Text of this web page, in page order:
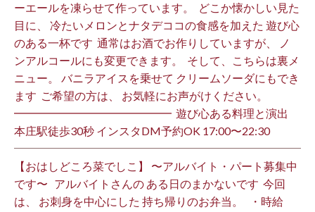
ーエールを凍らせて作っています。 ⁡ どこか懐かしい見た
目に、 冷たいメロンとナタデココの食感を加えた 遊び心
のある一杯です ⁡ 通常はお酒でお作りしていますが、 ノ
ンアルコールにも変更できます。 ⁡ そして、こちらは裏メ
ニュー。 バニラアイスを乗せて クリームソーダにもでき
ます ⁡ ご希望の方は、 お気軽にお声がけください。 ⁡
━━━━━━━━━━━━━━ ⁡ 遊び心ある料理と演出
本庄駅徒歩30秒 インスタDM予約OK 17:00〜22:30 ⁡
【おはしどころ菜でしこ】 〜アルバイト・パート募集中
です〜 ⁡ ⁡ アルバイトさんの ある日のまかないです ⁡ 今回
は、 お刺身を中心にした 持ち帰りのお弁当。 ⁡ ⁡ ・時給